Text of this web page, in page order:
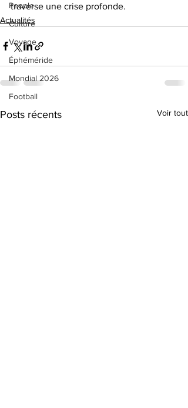
People
Culture
Voyage
Éphéméride
Mondial 2026
Football
traverse une crise profonde.
Actualités
Posts récents Voir tout